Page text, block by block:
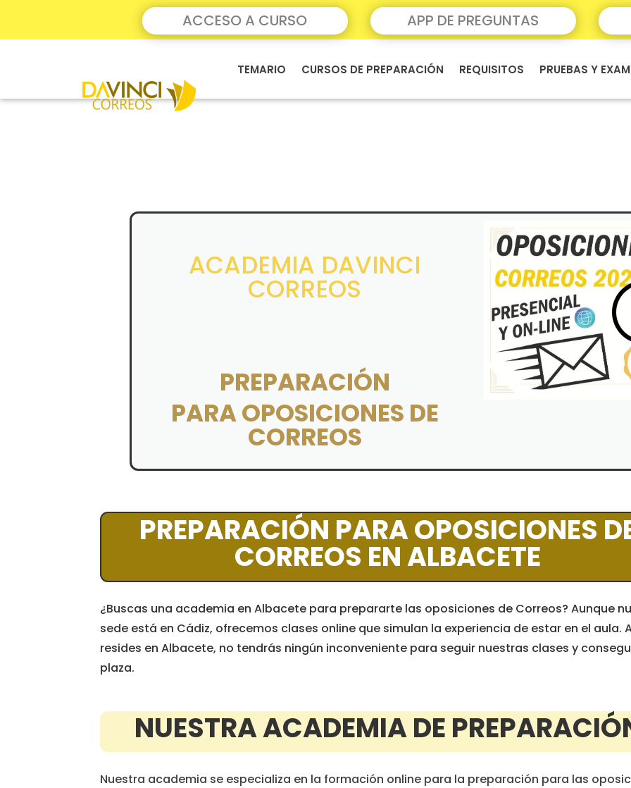
ACCESO A CURSO APP DE PREGUNTAS
TEMARIO CURSOS DE PREPARACIÓN REQUISITOS PRUEBAS Y
ACADEMIA DAVINCI
CORREOS
PREPARACIÓN
PARA OPOSICIONES DE
CORREOS
PREPARACIÓN PARA OPOSICIONES
CORREOS EN ALBACETE
¿Buscas una academia en Albacete para prepararte las oposiciones de Correos? Aunque
sede está en Cádiz, ofrecemos clases online que simulan la experiencia de estar en el aula.
resides en Albacete, no tendrás ningún inconveniente para seguir nuestras clases y
plaza.
NUESTRA ACADEMIA DE
Nuestra academia se especializa en la formación online para la preparación para las